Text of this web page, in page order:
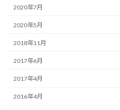
2020年7月
2020年5月
2018年11月
2017年6月
2017年4月
2016年4月